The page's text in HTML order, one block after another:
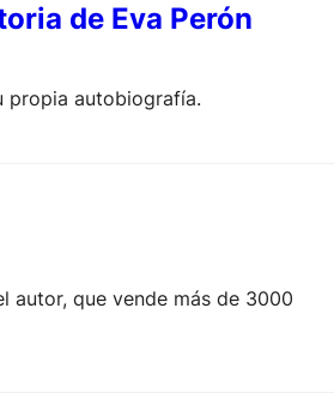
de Eva Perón
propia autobiografía.
autor, que vende más de 3000